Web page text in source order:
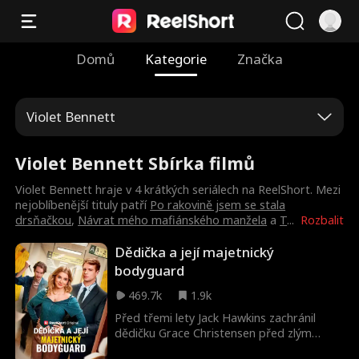
Domů Kategorie Značka
Violet Bennett
Violet Bennett Sbírka filmů
Rozbalit
Violet Bennett hraje v 4 krátkých seriálech na ReelShort. Mezi
nejoblíbenější tituly patří Po rakovině jsem se stala
drsňačkou, Návrat mého mafiánského manžela a T...
Dědička a její majetnický
bodyguard
469.7k
1.9k
Před třemi lety Jack Hawkins zachránil
dědičku Grace Christensen před zlým